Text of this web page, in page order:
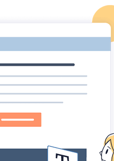
Afrique Amérique